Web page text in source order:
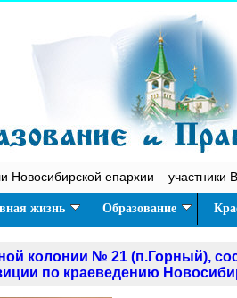
Новосибирской епархии – участники
жизнь Образование
колонии № 21 (п.Горный),
по краеведению